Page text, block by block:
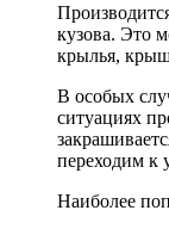
кузова. Это
крылья,
В особых
ситуациях
переходим к
Наиболее